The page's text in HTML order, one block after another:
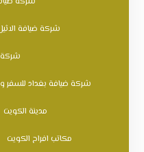
شركة ضيافة الاثيل
شركة
شركة ضيافة بغداد للسفر
مدينة الكويت
مكاتب افراح الكويت